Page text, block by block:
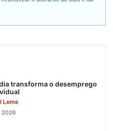
transforma o desemprego
Leme